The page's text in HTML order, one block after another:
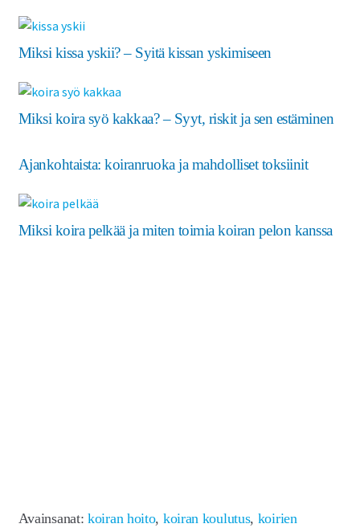
Miksi kissa yskii? – Syitä kissan yskimiseen
Miksi koira syö kakkaa? – Syyt, riskit ja sen estäminen
Ajankohtaista: koiranruoka ja mahdolliset toksiinit
Miksi koira pelkää ja miten toimia koiran pelon kanssa
Avainsanat:koiran hoito, koiran koulutus, koirien